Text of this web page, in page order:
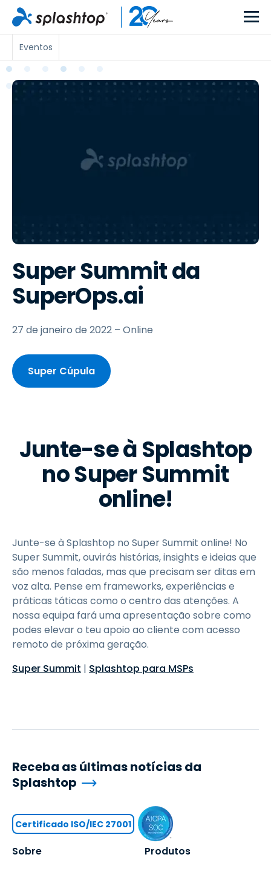
Eventos
Super Summit da
SuperOps.ai
27 de janeiro de 2022 – Online
Super Cúpula
Junte-se à Splashtop
no Super Summit
online!
Junte-se à Splashtop no Super Summit online! No
Super Summit, ouvirás histórias, insights e ideias que
são menos faladas, mas que precisam ser ditas em
voz alta. Pense em frameworks, experiências e
práticas táticas como o centro das atenções. A
nossa equipa fará uma apresentação sobre como
podes elevar o teu apoio ao cliente com acesso
remoto de próxima geração.
Super Summit | Splashtop para MSPs
Sobre Produtos
Receba as últimas notícias da
Splashtop
Certificado ISO/IEC 27001